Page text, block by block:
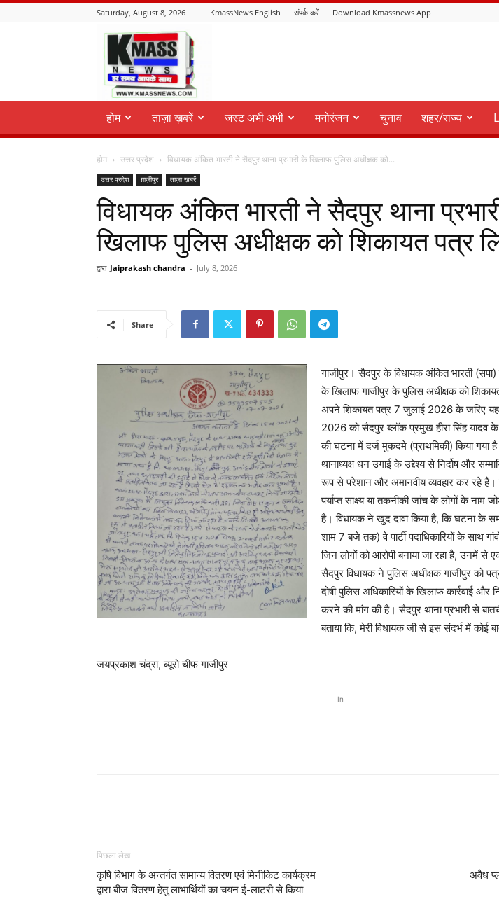
Saturday, August 8, 2026 KmassNews English संपर्क करें Download Kmassnews App
KmassNews
होम ताज़ा ख़बरें जस्ट अभी अभी मनोरंजन चुनाव शहर/राज्य
होम उत्तर प्रदेश विधायक अंकित भारती ने सैदपुर थाना प्रभारी के खिलाफ पुलिस अधीक्षक को...
उत्तर प्रदेश ग़ाज़ीपुर ताज़ा ख़बरें
विधायक अंकित भारती ने सैदपुर थाना
खिलाफ पुलिस अधीक्षक को शिकायत पत्र
द्वारा Jaiprakash chandra - July 8, 2026
Share
गाजीपुर। सैदपुर के विधायक अंकित भारती (सपा)
के खिलाफ गाजीपुर के पुलिस अधीक्षक को
अपने शिकायत पत्र 7 जुलाई 2026 के जरिए यह
2026 को सैदपुर ब्लॉक प्रमुख हीरा सिंह यादव
की घटना में दर्ज मुकदमे (प्राथमिकी) किया गया
थानाध्यक्ष धन उगाई के उद्देश्य से निर्दोष और
रूप से परेशान और अमानवीय व्यवहार कर रहे हैं।
पर्याप्त साक्ष्य या तकनीकी जांच के लोगों के नाम
है। विधायक ने खुद दावा किया है, कि घटना के
शाम 7 बजे तक) वे पार्टी पदाधिकारियों के साथ
जिन लोगों को आरोपी बनाया जा रहा है, उनमें
सैदपुर विधायक ने पुलिस अधीक्षक गाजीपुर को
दोषी पुलिस अधिकारियों के खिलाफ कार्रवाई और
करने की मांग की है। सैदपुर थाना प्रभारी से
बताया कि, मेरी विधायक जी से इस संदर्भ में कोई
जयप्रकाश चंद्रा, ब्यूरो चीफ गाजीपुर
In
पिछला लेख
कृषि विभाग के अन्तर्गत सामान्य वितरण एवं मिनीकिट कार्यक्रम
द्वारा बीज वितरण हेतु लाभार्थियों का चयन ई-लाटरी से किया
अवैध